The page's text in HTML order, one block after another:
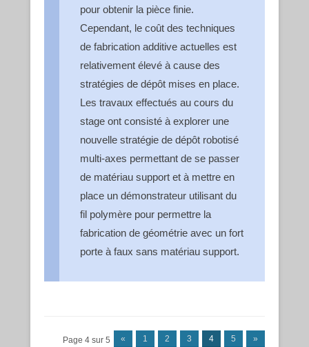
pour obtenir la pièce finie.
Cependant, le coût des techniques
de fabrication additive actuelles est
relativement élevé à cause des
stratégies de dépôt mises en place.
Les travaux effectués au cours du
stage ont consisté à explorer une
nouvelle stratégie de dépôt robotisé
multi-axes permettant de se passer
de matériau support et à mettre en
place un démonstrateur utilisant du
fil polymère pour permettre la
fabrication de géométrie avec un fort
porte à faux sans matériau support.
Post navigation
Page 4 sur 5 « 1 2 3 4 5 »